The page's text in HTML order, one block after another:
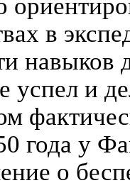
в
навыков
успел и
года у
о